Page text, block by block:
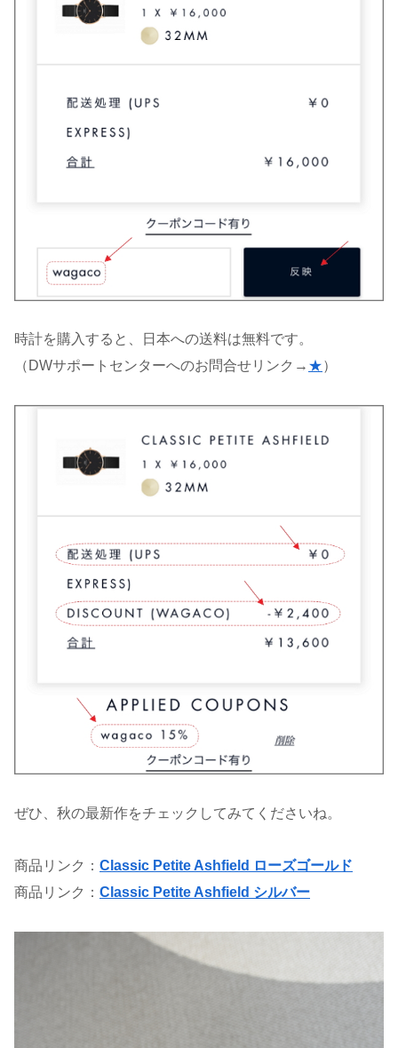
時計を購入すると、日本への送料は無料です。
（DWサポートセンターへのお問合せリンク→ ★）
ぜひ、秋の最新作をチェックしてみてくださいね。
商品リンク： Classic Petite Ashfield ローズゴールド
商品リンク： Classic Petite Ashfield シルバー